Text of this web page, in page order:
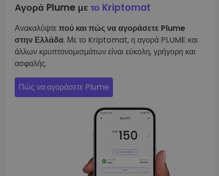
Αγορά Plume μετο Kriptomat
Ανακαλύψτεπού και πώς να αγοράσετε Plume
στην Ελλάδα. Με το Kriptomat, η αγορά PLUME και
άλλων κρυπτονομισμάτων είναι εύκολη, γρήγορη και
ασφαλής.
Πώς να αγοράσετε Plume